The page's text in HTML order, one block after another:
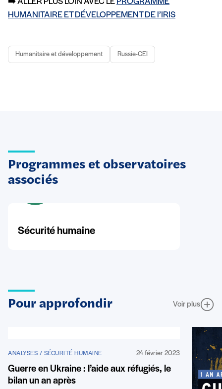
HUMANITAIRE ET DÉVELOPPEMENT DE l’IRIS
Humanitaire et développement Russie-CEI
Programmes et observatoires
associés
Sécurité humaine
Pour approfondir Voir plus
ANALYSES / SÉCURITÉ HUMAINE 24 février 2023
Guerre en Ukraine : l’aide aux réfugiés, le
bilan un an après